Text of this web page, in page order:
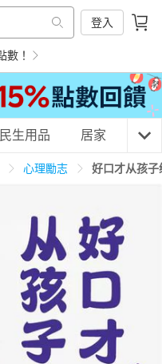
登入
數！
養生保健 民生用品
運動休閒 親子玩具
化妝保養 情趣用品
民生用品 居家 3C
心理勵志 好口才从孩